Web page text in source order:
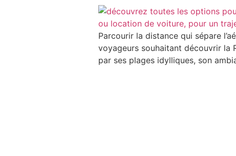
Parcourir la distance qui sépare
voyageurs souhaitant découvrir la
par ses plages idylliques, son